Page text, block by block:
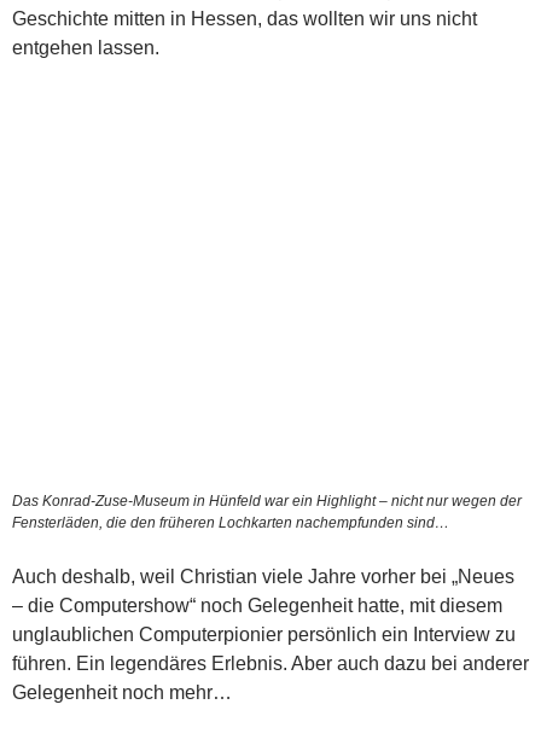
Geschichte mitten in Hessen, das wollten wir uns nicht
entgehen lassen.
Das Konrad-Zuse-Museum in Hünfeld war ein Highlight – nicht nur wegen der
Fensterläden, die den früheren Lochkarten nachempfunden sind…
Auch deshalb, weil Christian viele Jahre vorher bei „Neues
– die Computershow“ noch Gelegenheit hatte, mit diesem
unglaublichen Computerpionier persönlich ein Interview zu
führen. Ein legendäres Erlebnis. Aber auch dazu bei anderer
Gelegenheit noch mehr…